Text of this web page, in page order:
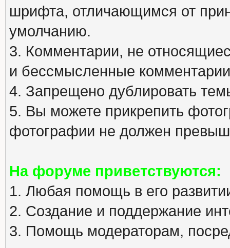
шрифта, отличающимся от
умолчанию.
3. Комментарии, не
и бессмысленные
4. Запрещено дублировать
5. Вы можете прикрепить
фотографии не должен
На форуме приветствуются:
1. Любая помощь в его
2. Создание и поддержание
3. Помощь модераторам,